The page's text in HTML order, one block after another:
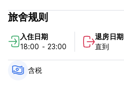
旅舍规则
入住日期
18:00 - 23:00
退房日期
直到
含税